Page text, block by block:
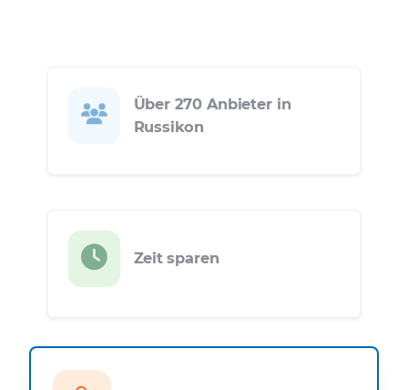
Über 270 Anbieter in
Russikon
Zeit sparen